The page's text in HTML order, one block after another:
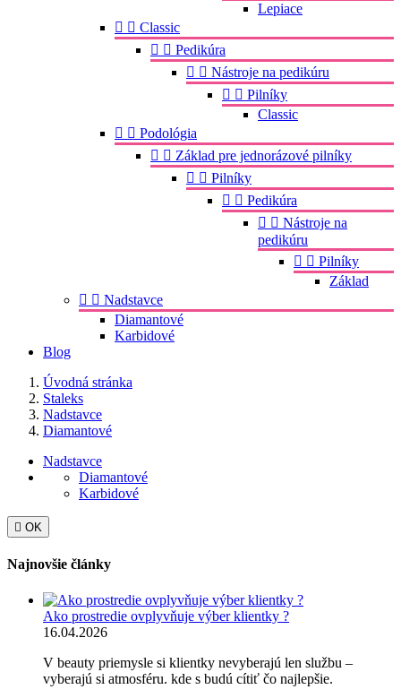
Lepiace
  Classic
  Pedikúra
  Nástroje na pedikúru
  Pilníky
Classic
  Podológia
  Základ pre jednorázové pilníky
  Pilníky
  Pedikúra
  Nástroje na
pedikúru
  Pilníky
Základ
  Nadstavce
Diamantové
Karbidové
Blog
Úvodná stránka
Staleks
Nadstavce
Diamantové
Nadstavce
Diamantové
Karbidové
 OK
Najnovšie články
Ako prostredie ovplyvňuje výber klientky ?
16.04.2026
V beauty priemysle si klientky nevyberajú len službu –
vyberajú si atmosféru. kde s budú cítiť čo najlepšie.